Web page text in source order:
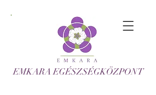
EMKARA EGÉSZSÉGKÖZPONT